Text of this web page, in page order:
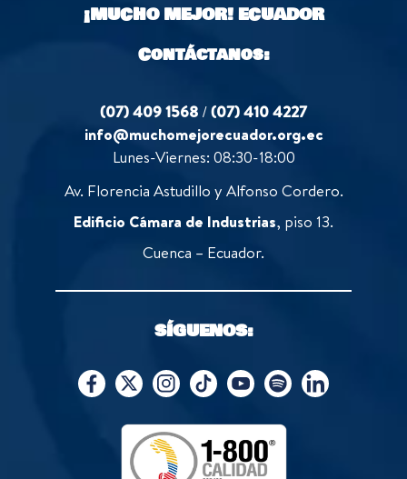
¡MUCHO MEJOR!ECUADOR
Contáctanos:
(07) 409 1568 /(07) 410 4227
info@muchomejorecuador.org.ec
Lunes-Viernes: 08:30-18:00
Av. Florencia Astudillo y Alfonso Cordero.
Edificio Cámara de Industrias, piso 13.
Cuenca – Ecuador.
SÍGUENOS: